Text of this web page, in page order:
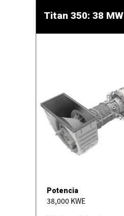
Titan 350: 38 MW
Potencia
38,000 KWE